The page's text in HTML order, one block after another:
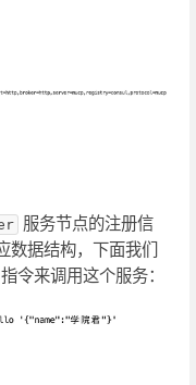
服务节点的注册信
数据结构，下面我们
指令来调用这个服务：